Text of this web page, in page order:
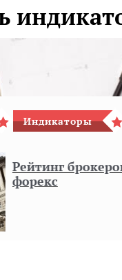
Индикаторы
брокеров